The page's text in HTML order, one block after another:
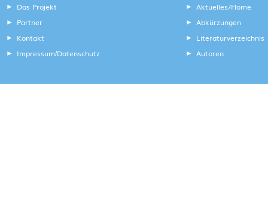
Das Projekt
Partner
Kontakt
Impressum/Datenschutz
Aktuelles/Home
Abkürzungen
Literaturverzeichnis
Autoren